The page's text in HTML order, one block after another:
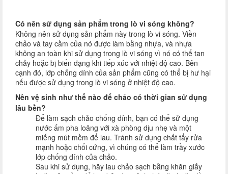
Có nên sử dụng sản phẩm trong lò vi sóng không?
Không nên sử dụng sản phẩm này trong lò vi sóng. Viền
chảo và tay cầm của nó được làm bằng nhựa, và nhựa
không an toàn khi sử dụng trong lò vi sóng vì nó có thể tan
chảy hoặc bị biến dạng khi tiếp xúc với nhiệt độ cao. Bên
cạnh đó, lớp chống dính của sản phẩm cũng có thể bị hư hại
nếu được sử dụng trong lò vi sóng ở nhiệt độ cao.
Nên vệ sinh như thế nào để chảo có thời gian sử dụng
lâu bền?
Để làm sạch chảo chống dính, bạn có thể sử dụng
nước ấm pha loãng với xà phòng dịu nhẹ và một
miếng mút mềm để lau. Tránh sử dụng chất tẩy rửa
mạnh hoặc chổi cứng, vì chúng có thể làm trầy xước
lớp chống dính của chảo.
Sau khi sử dụng, hãy lau chảo sạch bằng khăn giấy